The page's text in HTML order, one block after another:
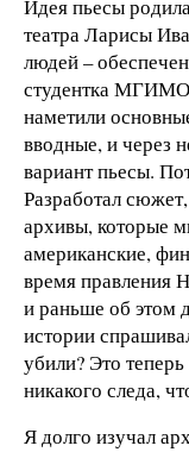
Идея пьесы
театра Ларисы
людей –
студентка
наметили
вводные, и через
вариант пьесы.
Разработал
архивы, которые
американские,
время правления
и раньше об этом
истории
убили? Это
никакого следа,
Я долго изучал